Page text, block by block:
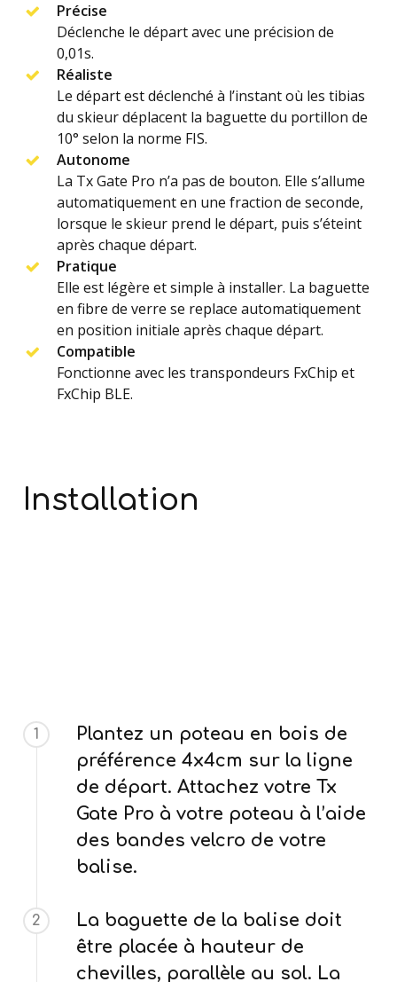
Précise
Déclenche le départ avec une précision de
0,01s.
Réaliste
Le départ est déclenché à l’instant où les tibias
du skieur déplacent la baguette du portillon de
10° selon la norme FIS.
Autonome
La Tx Gate Pro n’a pas de bouton. Elle s’allume
automatiquement en une fraction de seconde,
lorsque le skieur prend le départ, puis s’éteint
après chaque départ.
Pratique
Elle est légère et simple à installer. La baguette
en fibre de verre se replace automatiquement
en position initiale après chaque départ.
Compatible
Fonctionne avec les transpondeurs FxChip et
FxChip BLE.
Installation
1
Plantez un poteau en bois de
préférence 4x4cm sur la ligne
de départ. Attachez votre Tx
Gate Pro à votre poteau à l’aide
des bandes velcro de votre
balise.
2
La baguette de la balise doit
être placée à hauteur de
chevilles, parallèle au sol. La